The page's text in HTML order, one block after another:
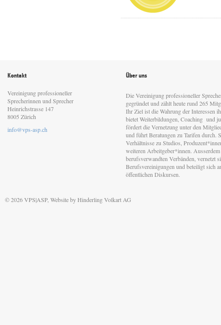
Kontakt
Vereinigung professioneller
Sprecherinnen und Sprecher
Heinrichstrasse 147
8005 Zürich
info@vps-asp.ch
Über uns
Die Vereinigung professioneller
gegründet und zählt heute rund 265
Ihr Ziel ist die Wahrung der Interessen
bietet Weiterbildungen, Coaching und
fördert die Vernetzung unter den
und führt Beratungen zu Tarifen durch.
Verhältnisse zu Studios,
weiteren Arbeitgeber*innen.
berufsverwandten Verbänden, vernetzt
Berufsvereinigungen und beteiligt sich
öffentlichen Diskursen.
© 2026 VPS|ASP, Website byHinderling Volkart AG